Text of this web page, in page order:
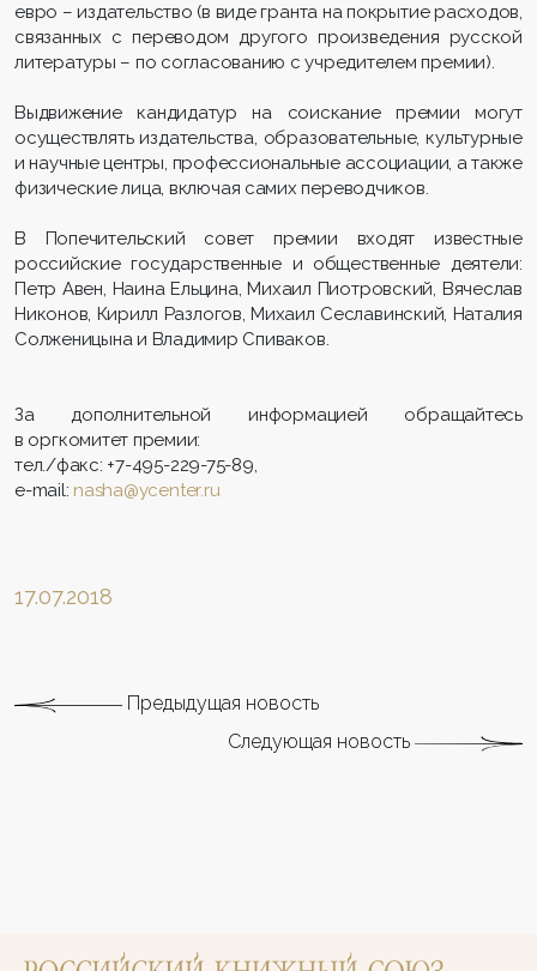
евро – издательство (в виде гранта на покрытие расходов,
связанных с переводом другого произведения русской
литературы – по согласованию с учредителем премии).
Выдвижение кандидатур на соискание премии могут
осуществлять издательства, образовательные, культурные
и научные центры, профессиональные ассоциации, а также
физические лица, включая самих переводчиков.
В Попечительский совет премии входят известные
российские государственные и общественные деятели:
Петр Авен, Наина Ельцина, Михаил Пиотровский, Вячеслав
Никонов, Кирилл Разлогов, Михаил Сеславинский, Наталия
Солженицына и Владимир Спиваков.
За дополнительной информацией обращайтесь
в оргкомитет премии:
тел./факс: +7-495-229-75-89,
e-mail: nasha@ycenter.ru
17.07.2018
Предыдущая новость
Следующая новость